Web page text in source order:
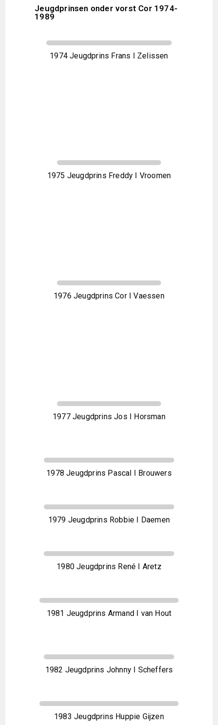
Jeugdprinsen onder vorst Cor 1974-
1989
1974 Jeugdprins Frans I Zelissen
1975 Jeugdprins Freddy I Vroomen
1976 Jeugdprins Cor I Vaessen
1977 Jeugdprins Jos I Horsman
1978 Jeugdprins Pascal I Brouwers
1979 Jeugdprins Robbie I Daemen
1980 Jeugdprins René I Aretz
1981 Jeugdprins Armand I van Hout
1982 Jeugdprins Johnny I Scheffers
1983 Jeugdprins Huppie Gijzen